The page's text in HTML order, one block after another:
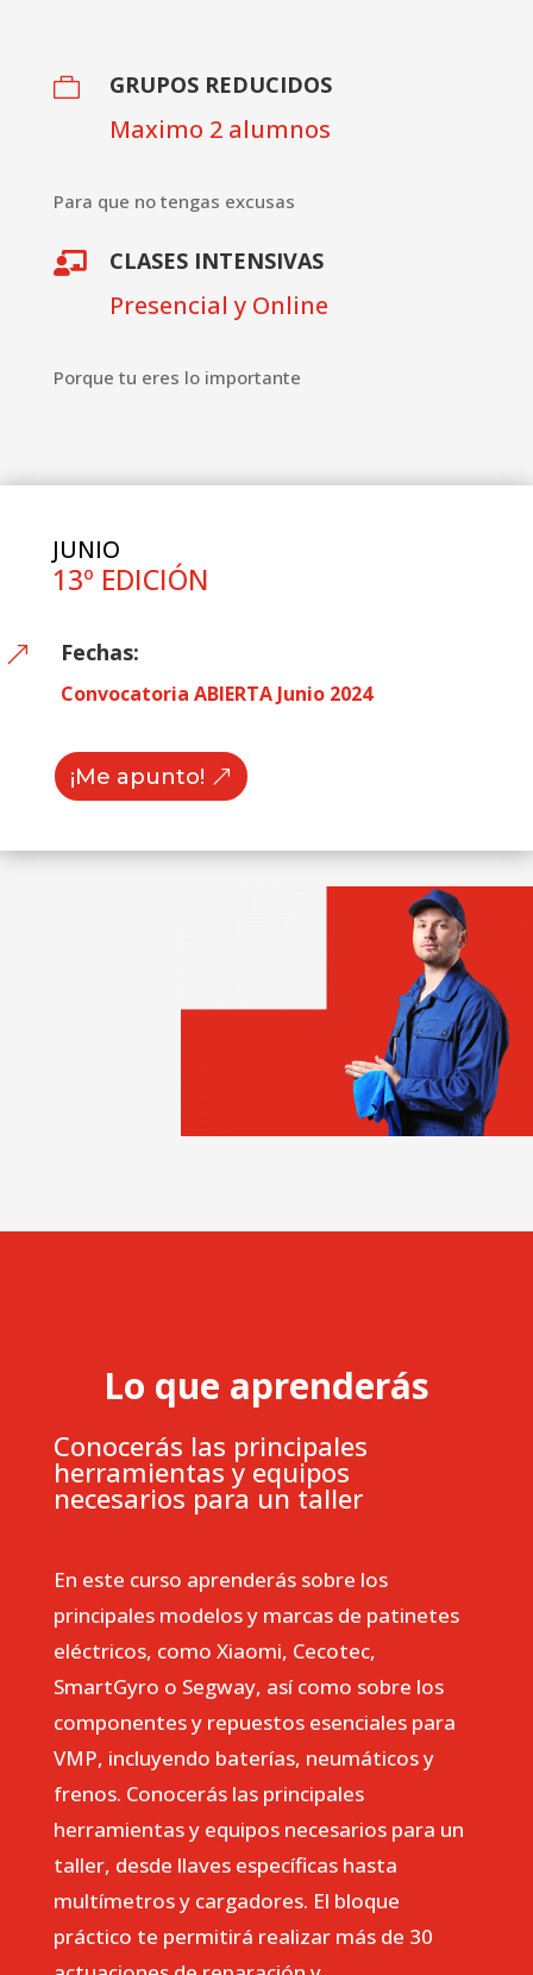
 GRUPOS REDUCIDOS
Maximo 2 alumnos
Para que no tengas excusas
 CLASES INTENSIVAS
Presencial y Online
Porque tu eres lo importante
JUNIO
13º EDICIÓN
& Fechas:
Convocatoria ABIERTA Junio 2024
¡Me apunto!
Lo que aprenderás
Conocerás las principales
herramientas y equipos
necesarios para un taller
En este curso aprenderás sobre los
principales modelos y marcas de patinetes
eléctricos, como Xiaomi, Cecotec,
SmartGyro o Segway, así como sobre los
componentes y repuestos esenciales para
VMP, incluyendo baterías, neumáticos y
frenos. Conocerás las principales
herramientas y equipos necesarios para un
taller, desde llaves específicas hasta
multímetros y cargadores. El bloque
práctico te permitirá realizar más de 30